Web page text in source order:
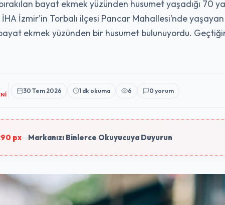
bayat ekmek yüzünden husumet yaşadığı 70
İzmir’in Torbalı ilçesi Pancar Mahallesi’nde
ekmek yüzünden bir husumet bulunuyordu.
30 Tem 2026 1 dk okuma 6 0 yorum
px—Markanızı Binlerce Okuyucuya Duyurun